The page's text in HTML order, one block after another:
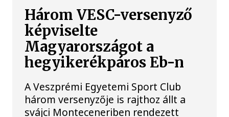
Három VESC-versenyző
képviselte
Magyarországot a
hegyikerékpáros Eb-n
A Veszprémi Egyetemi Sport Club
három versenyzője is rajthoz állt a
svájci Monteceneriben rendezett